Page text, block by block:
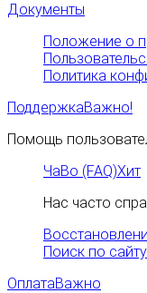
Документы
Положение о
Политика
ПоддержкаВажно!
Помощь
ЧаВо (FAQ)Хит
Нас часто
Поиск по сайту
ОплатаВажно